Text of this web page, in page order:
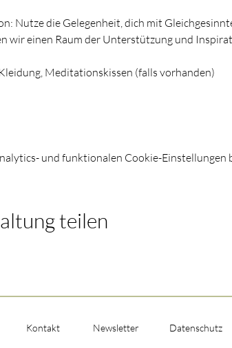
Nutze die Gelegenheit, dich mit
wir einen Raum der Unterstützung und
Meditationskissen (falls vorhanden)
und funktionalen Cookie-Einstellungen
teilen
Kontakt Newsletter Datenschutz